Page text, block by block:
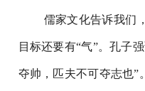
儒家文化告诉我们
目标还要有“气”。孔子
夺帅，匹夫不可夺志也”